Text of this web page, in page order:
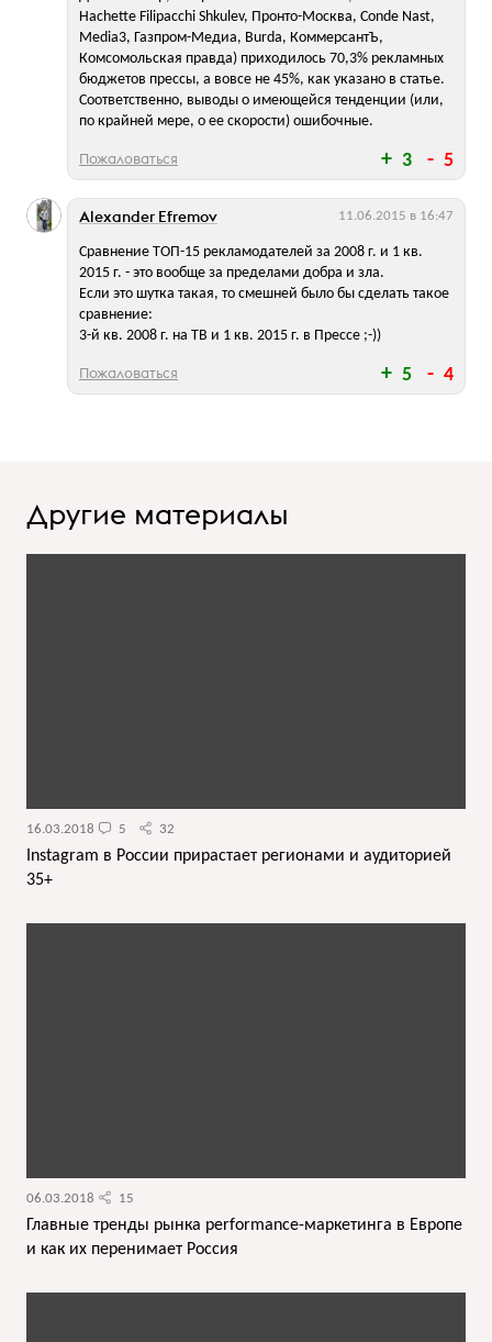
3 5
Hachette Filipacchi Shkulev, Пронто-Москва, Conde Nast,
Media3, Газпром-Медиа, Burda, КоммерсантЪ,
Комсомольская правда) приходилось 70,3% рекламных
бюджетов прессы, а вовсе не 45%, как указано в статье.
Соответственно, выводы о имеющейся тенденции (или,
по крайней мере, о ее скорости) ошибочные.
Пожаловаться
5 4
Сравнение ТОП-15 рекламодателей за 2008 г. и 1 кв.
2015 г. - это вообще за пределами добра и зла.
Если это шутка такая, то смешней было бы сделать такое
сравнение:
3-й кв. 2008 г. на ТВ и 1 кв. 2015 г. в Прессе ;-))
Alexander Efremov 11.06.2015 в 16:47
Пожаловаться
Другие материалы
16.03.2018 5 32
Instagram в России прирастает регионами и аудиторией
35+
06.03.2018 15
Главные тренды рынка performance-маркетинга в Европе
и как их перенимает Россия